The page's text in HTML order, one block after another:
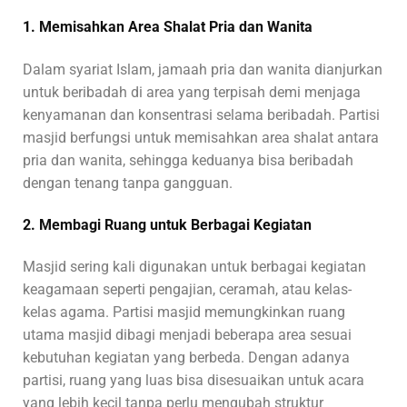
1. Memisahkan Area Shalat Pria dan Wanita
Dalam syariat Islam, jamaah pria dan wanita dianjurkan
untuk beribadah di area yang terpisah demi menjaga
kenyamanan dan konsentrasi selama beribadah. Partisi
masjid berfungsi untuk memisahkan area shalat antara
pria dan wanita, sehingga keduanya bisa beribadah
dengan tenang tanpa gangguan.
2. Membagi Ruang untuk Berbagai Kegiatan
Masjid sering kali digunakan untuk berbagai kegiatan
keagamaan seperti pengajian, ceramah, atau kelas-
kelas agama. Partisi masjid memungkinkan ruang
utama masjid dibagi menjadi beberapa area sesuai
kebutuhan kegiatan yang berbeda. Dengan adanya
partisi, ruang yang luas bisa disesuaikan untuk acara
yang lebih kecil tanpa perlu mengubah struktur